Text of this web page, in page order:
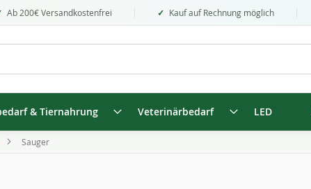
Ab 200€ Versandkostenfrei Kauf auf Rechnung möglich
& Tiernahrung Veterinärbedarf LED
Sauger